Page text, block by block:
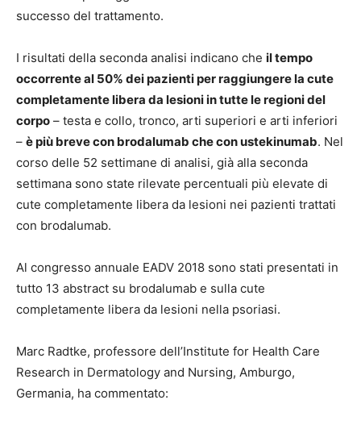
successo del trattamento.
I risultati della seconda analisi indicano che il tempo
occorrente al 50% dei pazienti per raggiungere la cute
completamente libera da lesioni in tutte le regioni del
corpo – testa e collo, tronco, arti superiori e arti inferiori
– è più breve con brodalumab che con ustekinumab. Nel
corso delle 52 settimane di analisi, già alla seconda
settimana sono state rilevate percentuali più elevate di
cute completamente libera da lesioni nei pazienti trattati
con brodalumab.
Al congresso annuale EADV 2018 sono stati presentati in
tutto 13 abstract su brodalumab e sulla cute
completamente libera da lesioni nella psoriasi.
Marc Radtke, professore dell’Institute for Health Care
Research in Dermatology and Nursing, Amburgo,
Germania, ha commentato: